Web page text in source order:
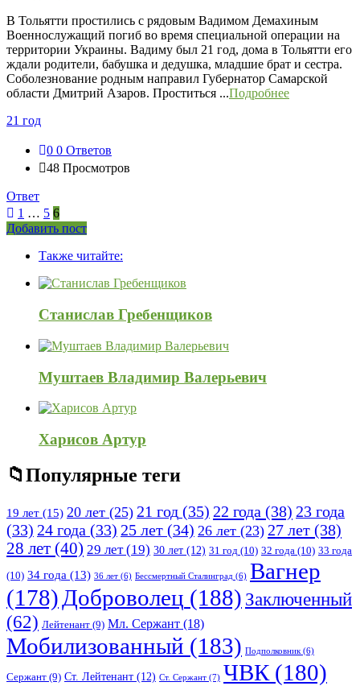
В Тольятти простились с рядовым Вадимом Демахиным
Военнослужащий погиб во время специальной операции на
территории Украины. Вадиму был 21 год, дома в Тольятти его
ждали родители, бабушка и дедушка, младшие брат и сестра.
Соболезнование родным направил Губернатор Самарской
области Дмитрий Азаров. Проститься ...Подробнее
21 год
0 0 Ответов
48 Просмотров
Ответ
1 … 5 6
Боковая
панель
Добавить пост
120x600Также читайте:
Станислав Гребенщиков
Муштаев Владимир Валерьевич
Харисов Артур
Популярные теги
19 лет (15) 20 лет (25) 21 год (35) 22 года (38) 23 года
(33) 24 года (33) 25 лет (34) 26 лет (23) 27 лет (38)
28 лет (40) 29 лет(19) 30 лет (12) 31 год (10) 32 года (10) 33 года
(10) 34 года (13) 36 лет (6) Бессмертный Сталинград (6) Вагнер
(178) Доброволец (188) Заключенный
(62) Лейтенант (9) Мл. Сержант (18)
Мобилизованный (183) Подполковник (6)
Сержант (9) Ст. Лейтенант (12) Ст. Сержант (7) ЧВК (180)